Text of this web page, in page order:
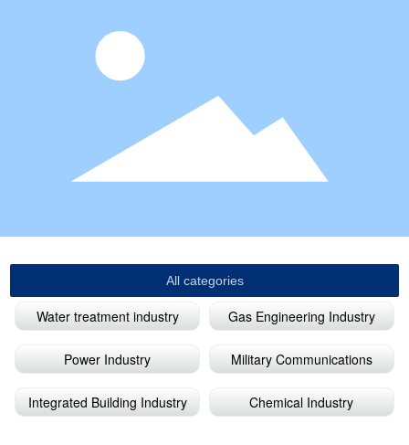
All categories
Water treatment industry Gas Engineering Industry
Power Industry Military Communications
Integrated Building Industry Chemical Industry